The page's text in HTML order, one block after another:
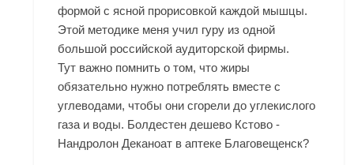
формой с ясной прорисовкой каждой мышцы.
Этой методике меня учил гуру из одной
большой российской аудиторской фирмы.
Тут важно помнить о том, что жиры
обязательно нужно потреблять вместе с
углеводами, чтобы они сгорели до углекислого
газа и воды. Болдестен дешево Кстово -
Нандролон Деканоат в аптеке Благовещенск?